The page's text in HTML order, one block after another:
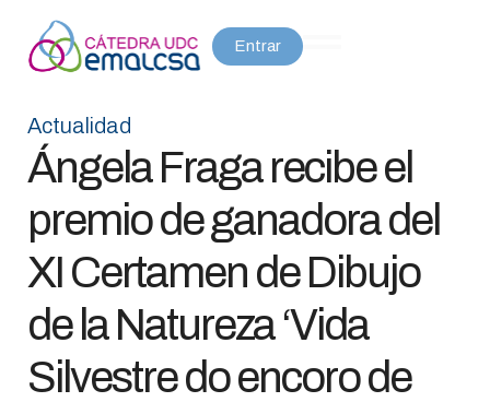
Entrar
Actualidad
Ángela Fraga recibe el
premio de ganadora del
XI Certamen de Dibujo
de la Natureza ‘Vida
Silvestre do encoro de